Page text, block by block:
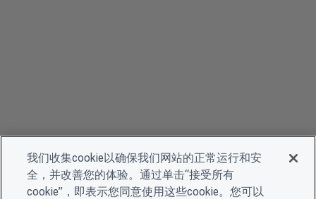
我们收集cookie以确保我们网站的正常运行和安
全，并改善您的体验。通过单击“接受所有
cookie”，即表示您同意使用这些cookie。您可以